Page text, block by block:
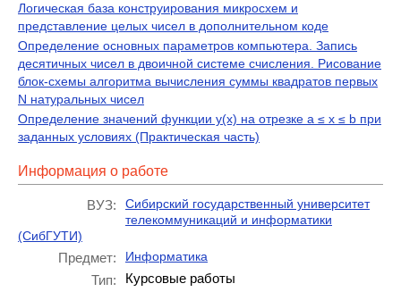
Логическая база конструирования микросхем и
представление целых чисел в дополнительном коде
Определение основных параметров компьютера. Запись
десятичных чисел в двоичной системе счисления. Рисование
блок-схемы алгоритма вычисления суммы квадратов первых
N натуральных чисел
Определение значений функции y(x) на отрезке a ≤ x ≤ b при
заданных условиях (Практическая часть)
Информация о работе
ВУЗ:
Сибирский государственный университет
телекоммуникаций и информатики
(СибГУТИ)
Предмет: Информатика
Тип:
Курсовые работы